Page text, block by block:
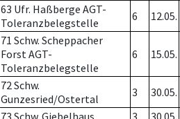
63 Ufr. Haßberge AGT-
Toleranzbelegstelle
6 12.05.
71 Schw. Scheppacher
Forst AGT-
Toleranzbelegstelle
6 15.05.
72 Schw.
Gunzesried/Ostertal
3 30.05.